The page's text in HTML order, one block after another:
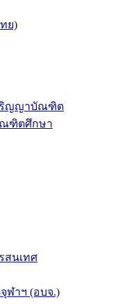
ย)
ริญญาบัณฑิต
ณฑิตศึกษา
สนเทศ
ฬาฯ (อบจ.)